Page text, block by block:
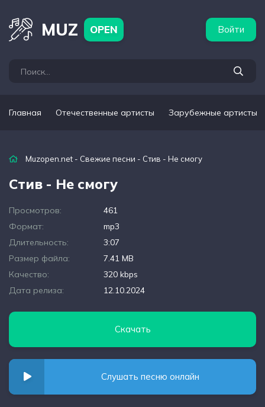
MUZ OPEN Войти
Главная Отечественные артисты Зарубежные артисты
Muzopen.net - Свежие песни - Стив - Не смогу
Стив - Не смогу
Просмотров:
461
Формат:
mp3
Длительность:
3:07
Размер файла:
7.41 MB
Качество:
320 kbps
Дата релиза:
12.10.2024
Скачать
Слушать песню онлайн
артисты Популярные подборки